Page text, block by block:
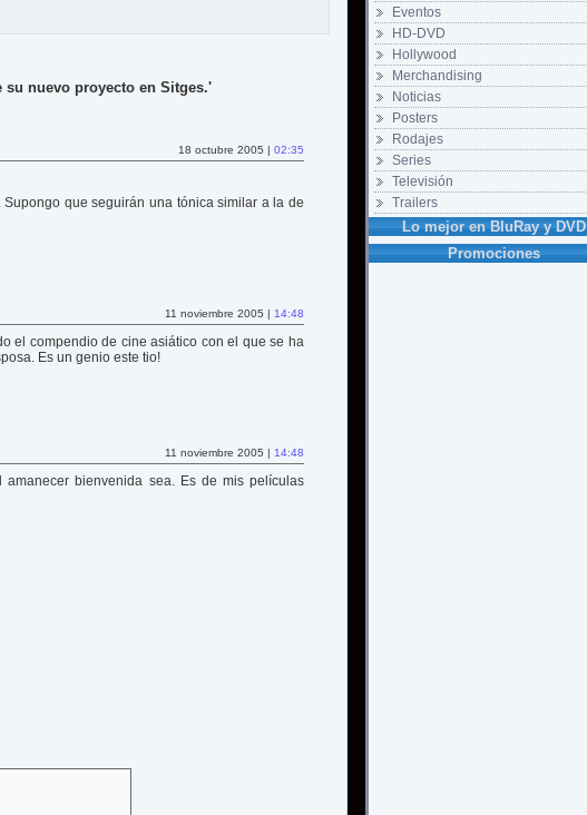
Eventos
HD-DVD
Hollywood
Merchandising
Noticias
Posters
Rodajes
Series
Televisión
Trailers
Lo mejor en BluRay y DVD
Promociones
su nuevo proyecto en Sitges.'
18 octubre 2005 | 02:35
que seguirán una tónica similar a la de
11 noviembre 2005 | 14:48
el compendio de cine asiático con el que se ha
Es un genio este tio!
11 noviembre 2005 | 14:48
bienvenida sea. Es de mis películas